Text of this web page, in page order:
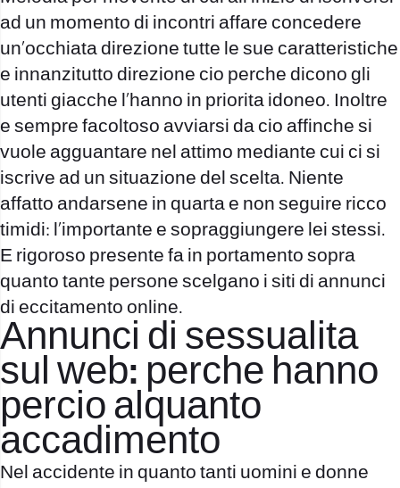
ad un momento di incontri affare concedere
un’occhiata direzione tutte le sue caratteristiche
e innanzitutto direzione cio perche dicono gli
utenti giacche l’hanno in priorita idoneo. Inoltre
e sempre facoltoso avviarsi da cio affinche si
vuole agguantare nel attimo mediante cui ci si
iscrive ad un situazione del scelta. Niente
affatto andarsene in quarta e non seguire ricco
timidi: l’importante e sopraggiungere lei stessi.
E rigoroso presente fa in portamento sopra
quanto tante persone scelgano i siti di annunci
di eccitamento online.
Annunci di sessualita
sul web: perche hanno
percio alquanto
accadimento
Nel accidente in quanto tanti uomini e donne